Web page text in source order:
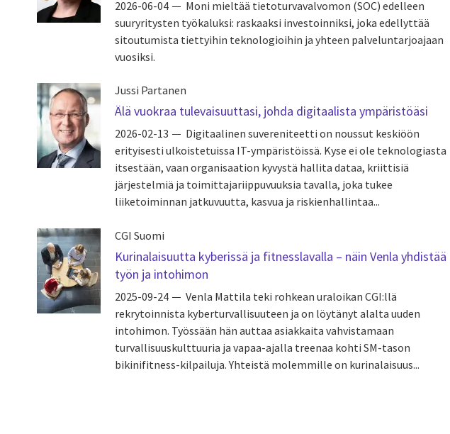
2026-06-04
Moni mieltää tietoturvavalvomon (SOC) edelleen
suuryritysten työkaluksi: raskaaksi investoinniksi, joka edellyttää
sitoutumista tiettyihin teknologioihin ja yhteen palveluntarjoajaan
vuosiksi.
Jussi Partanen
Älä vuokraa tulevaisuuttasi, johda digitaalista ympäristöäsi
2026-02-13
Digitaalinen suvereniteetti on noussut keskiöön
erityisesti ulkoistetuissa IT-ympäristöissä. Kyse ei ole teknologiasta
itsestään, vaan organisaation kyvystä hallita dataa, kriittisiä
järjestelmiä ja toimittajariippuvuuksia tavalla, joka tukee
liiketoiminnan jatkuvuutta, kasvua ja riskienhallintaa...
CGI Suomi
Kurinalaisuutta kyberissä ja fitnesslavalla – näin Venla yhdistää
työn ja intohimon
2025-09-24
Venla Mattila teki rohkean uraloikan CGI:llä
rekrytoinnista kyberturvallisuuteen ja on löytänyt alalta uuden
intohimon. Työssään hän auttaa asiakkaita vahvistamaan
turvallisuuskulttuuria ja vapaa-ajalla treenaa kohti SM-tason
bikinifitness-kilpailuja. Yhteistä molemmille on kurinalaisuus...